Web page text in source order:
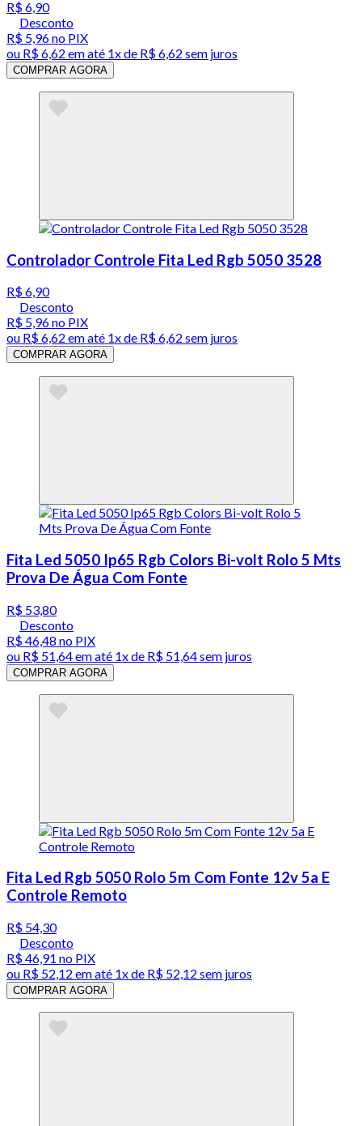
R$ 6,90
Desconto
R$ 5,96no PIX
ou R$ 6,62 em até 1x de R$ 6,62 sem juros
COMPRAR AGORA
Controlador Controle Fita Led Rgb 5050 3528
R$ 6,90
Desconto
R$ 5,96no PIX
ou R$ 6,62 em até 1x de R$ 6,62 sem juros
COMPRAR AGORA
Fita Led 5050 Ip65 Rgb Colors Bi-volt Rolo 5 Mts
Prova De Água Com Fonte
R$ 53,80
Desconto
R$ 46,48 no PIX
ou R$ 51,64em até 1x de R$ 51,64sem juros
COMPRAR AGORA
Fita Led Rgb 5050 Rolo 5m Com Fonte 12v 5a E
Controle Remoto
R$ 54,30
Desconto
R$ 46,91 no PIX
ou R$ 52,12 em até 1x de R$ 52,12 sem juros
COMPRAR AGORA